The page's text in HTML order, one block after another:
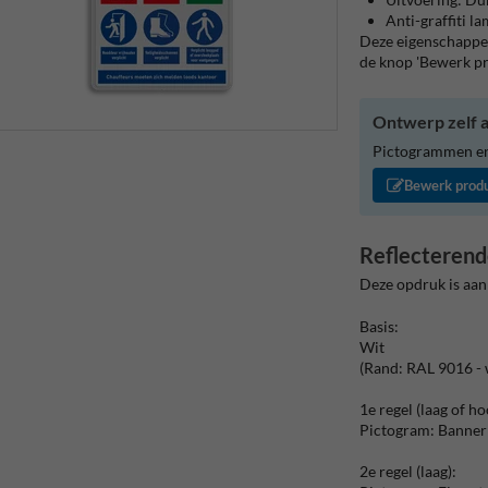
Anti-graffiti
Deze
de knop 'Bewerk
Ontwerp zelf
Pictogrammen
Bewerk
Deze opdruk is
Basis:
Wit
(Rand: RAL 9016 -
1e regel (laag of
Pictogram:
2e regel (laag):